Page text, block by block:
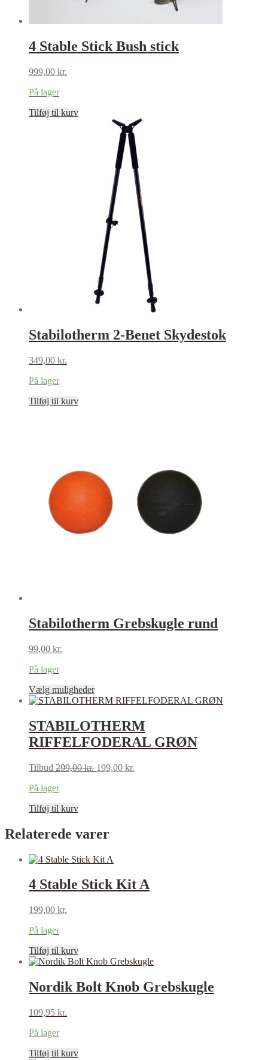
4 Stable Stick Bush stick
999,00 kr.
På lager
Tilføj til kurv
Stabilotherm 2-Benet Skydestok
349,00 kr.
På lager
Tilføj til kurv
Stabilotherm Grebskugle rund
99,00 kr.
På lager
Vælg mulighederThis
product
multiple
variants.
The
may
be
STABILOTHERM
RIFFELFODERAL GRØN
Tilbud 299,00kr. Original
199,00 kr.
På lager
Tilføj til kurv
Relaterede varer
4 Stable Stick Kit A
199,00 kr.
På lager
Tilføj til kurv
Nordik Bolt Knob Grebskugle
109,95 kr.
På lager
Tilføj til kurv